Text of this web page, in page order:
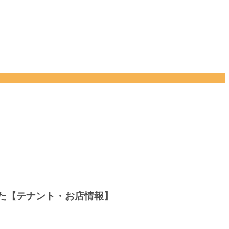
テナント・お店情報】